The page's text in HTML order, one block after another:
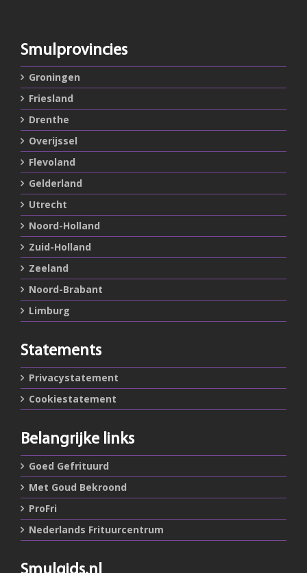
Smulprovincies
Groningen
Friesland
Drenthe
Overijssel
Flevoland
Gelderland
Utrecht
Noord-Holland
Zuid-Holland
Zeeland
Noord-Brabant
Limburg
Statements
Privacystatement
Cookiestatement
Belangrijke links
Goed Gefrituurd
Met Goud Bekroond
ProFri
Nederlands Frituurcentrum